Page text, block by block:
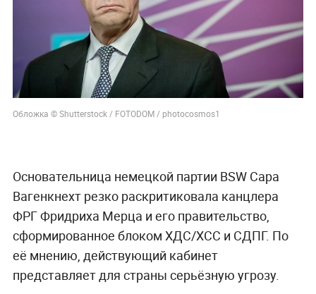
Обложка © Shutterstock / FOTODOM / photocosmos1
Основательница немецкой партии BSW Сара
Вагенкнехт резко раскритиковала канцлера
ФРГ Фридриха Мерца и его правительство,
сформированное блоком ХДС/ХСС и СДПГ. По
её мнению, действующий кабинет
представляет для страны серьёзную угрозу.